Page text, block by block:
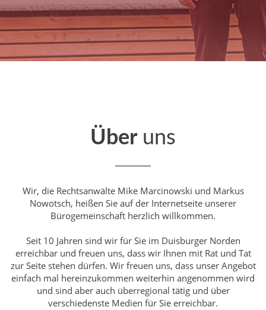
Überuns
Wir, die Rechtsanwälte Mike Marcinowski und Markus
Nowotsch, heißen Sie auf der Internetseite unserer
Bürogemeinschaft herzlich willkommen.
Seit 10 Jahren sind wir für Sie im Duisburger Norden
erreichbar und freuen uns, dass wir Ihnen mit Rat und Tat
zur Seite stehen dürfen. Wir freuen uns, dass unser Angebot
einfach mal hereinzukommen weiterhin angenommen wird
und sind aber auch überregional tätig und über
verschiedenste Medien für Sie erreichbar.